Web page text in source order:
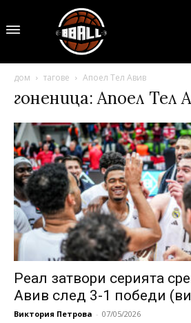
дом тагове Апоел Тел Авив
гоненица: Апоел Тел
Реал затвори серията
Авив след 3-1 победи
Виктория Петрова - 07/05/2026